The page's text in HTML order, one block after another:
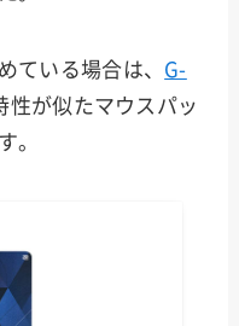
ている場合は、 G-
性が似たマウスパッ
。